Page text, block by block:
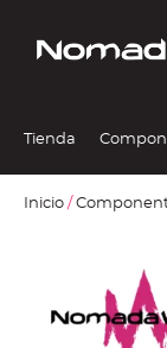
Tienda
Inicio /